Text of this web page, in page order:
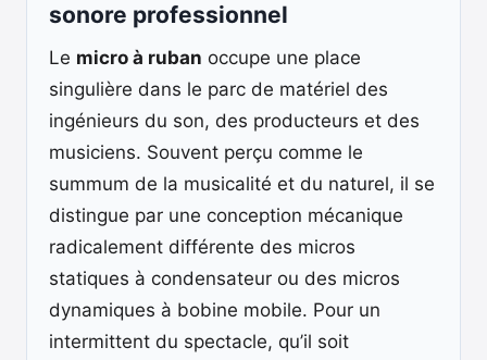
sonore professionnel
Le micro à ruban occupe une place
singulière dans le parc de matériel des
ingénieurs du son, des producteurs et des
musiciens. Souvent perçu comme le
summum de la musicalité et du naturel, il se
distingue par une conception mécanique
radicalement différente des micros
statiques à condensateur ou des micros
dynamiques à bobine mobile. Pour un
intermittent du spectacle, qu’il soit